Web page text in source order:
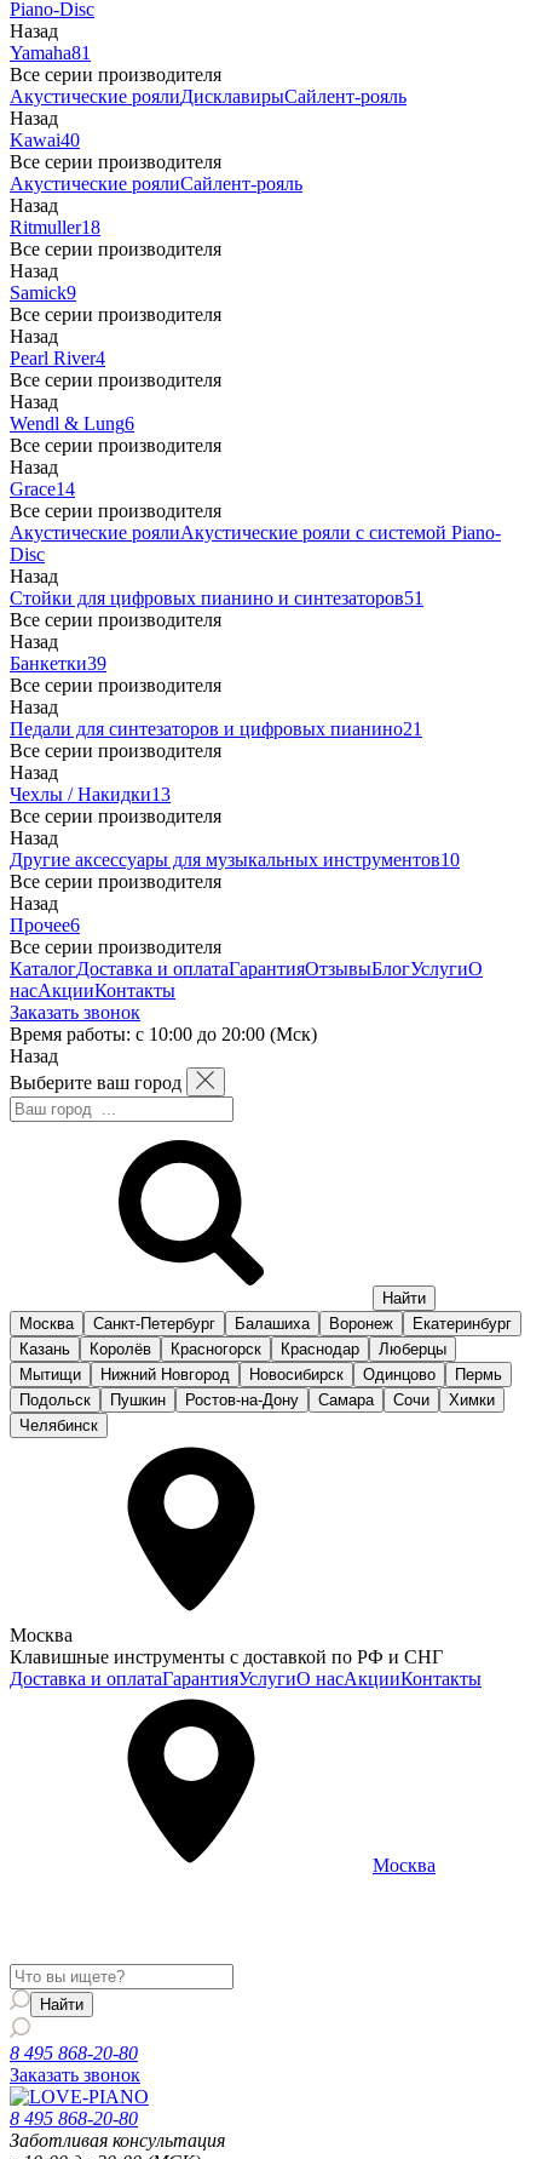
Piano-Disc
Назад
Yamaha81
Все серии производителя
Акустические роялиДисклавирыСайлент-рояль
Назад
Kawai40
Все серии производителя
Акустические роялиСайлент-рояль
Назад
Ritmuller18
Все серии производителя
Назад
Samick9
Все серии производителя
Назад
Pearl River4
Все серии производителя
Назад
Wendl & Lung6
Все серии производителя
Назад
Grace14
Все серии производителя
Акустические роялиАкустические рояли с системой Piano-
Disc
Назад
Стойки для цифровых пианино и синтезаторов51
Все серии производителя
Назад
Банкетки39
Все серии производителя
Назад
Педали для синтезаторов и цифровых пианино21
Все серии производителя
Назад
Чехлы / Накидки13
Все серии производителя
Назад
Другие аксессуары для музыкальных инструментов10
Все серии производителя
Назад
Прочее6
Все серии производителя
КаталогДоставка и оплатаГарантияОтзывыБлогУслугиО
насАкцииКонтакты
Заказать звонок
Время работы: с 10:00 до 20:00 (Мск)
Назад
Выберите ваш город
Москва Санкт-Петербург Балашиха Воронеж
Екатеринбург
Казань
Королёв Красногорск Краснодар
Люберцы
Мытищи
Нижний Новгород Новосибирск Одинцово
Пермь
Подольск
Пушкин Ростов-на-Дону Самара Сочи
Химки
Челябинск
Москва
Клавишные инструменты с доставкой по РФ и СНГ
Доставка и оплатаГарантияУслугиО насАкцииКонтакты
Москва
8 495 868-20-80
Заказать звонок
8 495 868-20-80
Заботливая консультация